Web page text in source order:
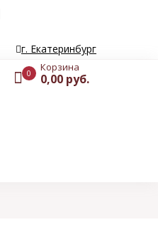
г. Екатеринбург
0 Корзина
0,00 руб.